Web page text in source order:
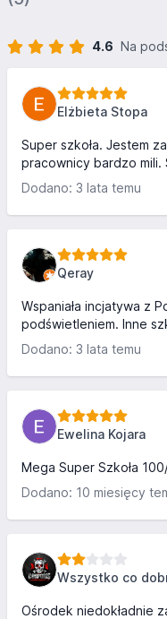
4.6 Na
Elżbieta Stopa
Super szkoła. Jestem
pracownicy bardzo mili.
szkoły i zadowolony
Dodano: 3 lata temu
Qeray
Wspaniała incjatywa z
podświetleniem. Inne
Dodano: 3 lata temu
Ewelina Kojara
Mega Super Szkoła
Dodano: 10 miesięcy
Wszystko co
Ośrodek niedokładnie